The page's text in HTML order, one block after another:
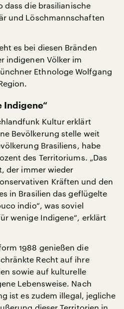
dass die brasilianische
und Löschmannschaften
es bei diesen Bränden
indigenen Völker im
Ethnologe Wolfgang
Indigene“
Kultur erklärt
Bevölkerung stelle weit
Brasiliens, habe
des Territoriums. „Das
der immer wieder
Kräften und den
in Brasilien das geflügelte
indio“, was soviel
wenige Indigene“, erklärt
1988 genießen die
Recht auf ihre
sowie auf kulturelle
Lebensweise. Nach
ist es zudem illegal, jegliche